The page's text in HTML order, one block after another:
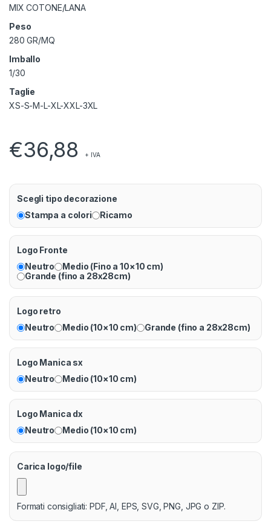
MIX COTONE/LANA
Peso
280 GR/MQ
Imballo
1/30
Taglie
XS-S-M-L-XL-XXL-3XL
€36,88 + IVA
Scegli tipo decorazione
Stampa a colori
Ricamo
Logo Fronte
Neutro
Medio (Fino a 10×10 cm)
Grande (fino a 28x28cm)
Logo retro
Neutro
Medio (10×10 cm) Grande (fino a 28x28cm)
Logo Manica sx
Neutro
Medio (10×10 cm)
Logo Manica dx
Neutro
Medio (10×10 cm)
Carica logo/file
Formati consigliati: PDF, AI, EPS, SVG, PNG, JPG o ZIP.